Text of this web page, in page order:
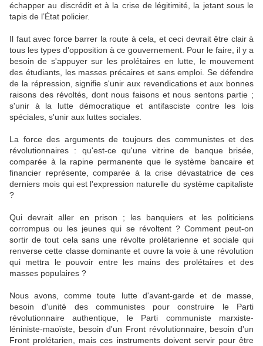
échapper au discrédit et à la crise de légitimité, la jetant sous le
tapis de l’État policier.
Il faut avec force barrer la route à cela, et ceci devrait être clair à
tous les types d'opposition à ce gouvernement. Pour le faire, il y a
besoin de s'appuyer sur les prolétaires en lutte, le mouvement
des étudiants, les masses précaires et sans emploi. Se défendre
de la répression, signifie s'unir aux revendications et aux bonnes
raisons des révoltés, dont nous faisons et nous sentons partie ;
s'unir à la lutte démocratique et antifasciste contre les lois
spéciales, s'unir aux luttes sociales.
La force des arguments de toujours des communistes et des
révolutionnaires : qu'est-ce qu'une vitrine de banque brisée,
comparée à la rapine permanente que le système bancaire et
financier représente, comparée à la crise dévastatrice de ces
derniers mois qui est l'expression naturelle du système capitaliste
?
Qui devrait aller en prison ; les banquiers et les politiciens
corrompus ou les jeunes qui se révoltent ? Comment peut-on
sortir de tout cela sans une révolte prolétarienne et sociale qui
renverse cette classe dominante et ouvre la voie à une révolution
qui mettra le pouvoir entre les mains des prolétaires et des
masses populaires ?
Nous avons, comme toute lutte d'avant-garde et de masse,
besoin d'unité des communistes pour construire le Parti
révolutionnaire authentique, le Parti communiste marxiste-
léniniste-maoïste, besoin d'un Front révolutionnaire, besoin d'un
Front prolétarien, mais ces instruments doivent servir pour être